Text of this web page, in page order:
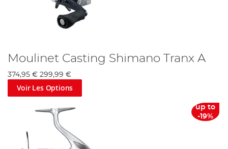
Moulinet Casting Shimano Tranx A
374,95 € 299,99 €
Voir Les Options
up to
-19%